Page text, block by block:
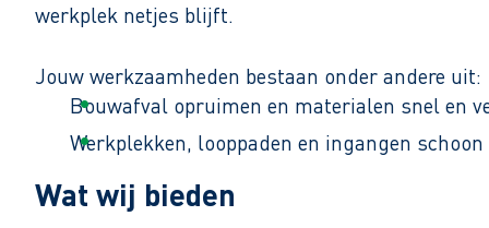
werkplek netjes blijft.
Jouw werkzaamheden bestaan onder andere uit:
Bouwafval opruimen en materialen snel en
Werkplekken, looppaden en ingangen
Gereedschap en materialen netjes en veilig
Wat wij bieden